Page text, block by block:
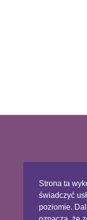
Strona ta
świadczyć
poziomie.